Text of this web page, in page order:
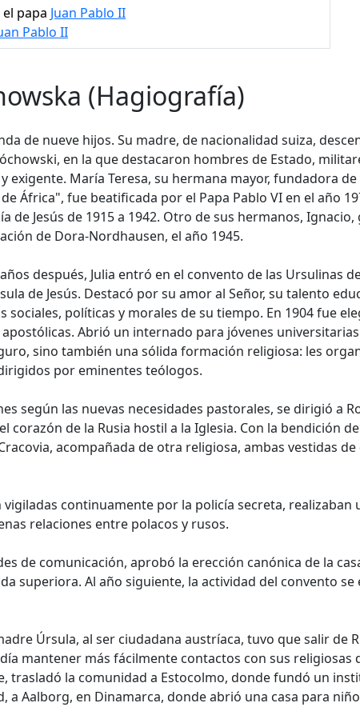
papa Juan Pablo II
Pablo II
(Hagiografía)
de nueve hijos. Su madre, de nacionalidad suiza,
en la que destacaron hombres de Estado,
María Teresa, su hermana mayor, fundadora
África", fue beatificada por el Papa Pablo VI en el año
Jesús de 1915 a 1942. Otro de sus hermanos,
de Dora-Nordhausen, el año 1945.
después, Julia entró en el convento de las Ursulinas
de Jesús. Destacó por su amor al Señor, su talento
sociales, políticas y morales de su tiempo. En 1904 fue
Abrió un internado para jóvenes
sino también una sólida formación religiosa: les
por eminentes teólogos.
según las nuevas necesidades pastorales, se dirigió a
de la Rusia hostil a la Iglesia. Con la bendición
acompañada de otra religiosa, ambas vestidas
continuamente por la policía secreta,
relaciones entre polacos y rusos.
de comunicación, aprobó la erección canónica de la
superiora. Al año siguiente, la actividad del convento se
Úrsula, al ser ciudadana austríaca, tuvo que salir de
mantener más fácilmente contactos con sus religiosas
trasladó la comunidad a Estocolmo, donde fundó un
a Aalborg, en Dinamarca, donde abrió una casa para